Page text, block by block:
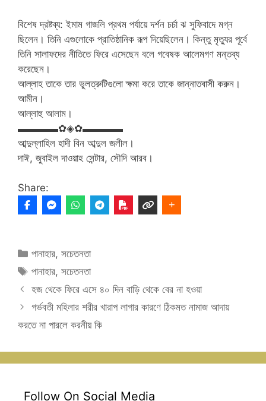
বিশেষ দ্রষ্টব্য: ইমাম গাজলি প্রথম পর্যায়ে দর্শন চর্চা ঝ সুফিবাদে মগ্ন
ছিলেন। তিনি এগুলোকে প্রাতিষ্ঠানিক রূপ দিয়েছিলেন। কিন্তু মৃত্যুর পূর্বে
তিনি সালাফদের নীতিতে ফিরে এসেছেন বলে গবেষক আলেমগণ মন্তব্য
করেছেন।
আল্লাহ তাকে তার ভুলত্রুটিগুলো ক্ষমা করে তাকে জান্নাতবাসী করুন।
আমীন।
আল্লাহু আলাম।
▬▬▬▬✿◈✿▬▬▬▬
আব্দুল্লাহিল হাদী বিন আব্দুল জলীল।
দাঈ, জুবাইল দাওয়াহ সেন্টার, সৌদি আরব।
Share:
Categories
পানাহার,সচেতনতা
Tags
পানাহার,সচেতনতা
হজ থেকে ফিরে এসে ৪০ দিন বাড়ি থেকে বের না হওয়া
গর্ভবতী মহিলার শরীর খারাপ লাগার কারণে ঠিকমত নামাজ আদায়
করতে না পারলে করনীয় কি
Follow On Social Media